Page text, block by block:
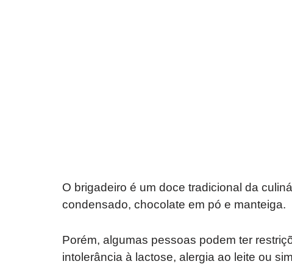
O brigadeiro é um doce tradicional da
condensado, chocolate em pó e manteiga.
Porém, algumas pessoas podem ter
intolerância à lactose, alergia ao leite ou